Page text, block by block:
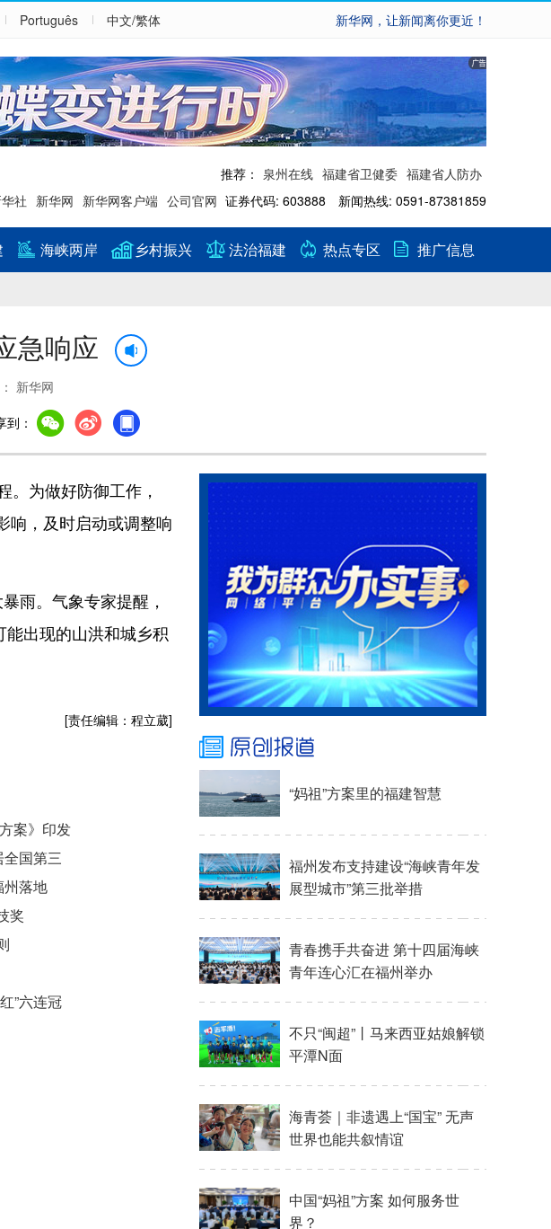
Português 中文/繁体 新华网，让新闻离你更近！
推荐： 泉州在线 福建省卫健委 福建省人防办
社
新华网 新华网客户端 公司官网 证券代码: 603888 新闻热线: 0591-87381859
海峡两岸 乡村振兴 法治福建 热点专区
推广信息
急响应
新华网
到：
为做好防御工作，
响，及时启动或调整响
雨。气象专家提醒，
出现的山洪和城乡积
[责任编辑：程立葳]
案》印发
全国第三
州落地
奖
”六连冠